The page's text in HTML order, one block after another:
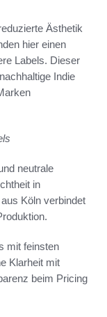
Ästhetik
hier einen
Labels. Dieser
Indie
neutrale
in
Köln verbindet
mit feinsten
Klarheit mit
beim Pricing